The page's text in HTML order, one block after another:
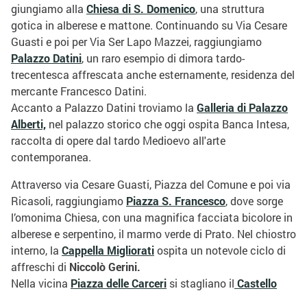
giungiamo alla Chiesa di S. Domenico, una struttura
gotica in alberese e mattone. Continuando su Via Cesare
Guasti e poi per Via Ser Lapo Mazzei, raggiungiamo
Palazzo Datini, un raro esempio di dimora tardo-
trecentesca affrescata anche esternamente, residenza del
mercante Francesco Datini.
Accanto a Palazzo Datini troviamo la Galleria di Palazzo
Alberti, nel palazzo storico che oggi ospita Banca Intesa,
raccolta di opere dal tardo Medioevo all'arte
contemporanea.
Attraverso via Cesare Guasti, Piazza del Comune e poi via
Ricasoli, raggiungiamo Piazza S. Francesco, dove sorge
l’omonima Chiesa, con una magnifica facciata bicolore in
alberese e serpentino, il marmo verde di Prato. Nel chiostro
interno, la Cappella Miglioratiospita un notevole ciclo di
affreschi di Niccolò Gerini.
Nella vicina Piazza delle Carceri si stagliano il Castello